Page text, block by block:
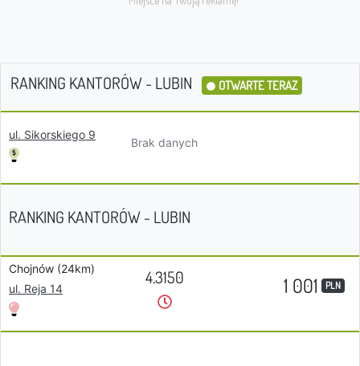
RANKING KANTORÓW - LUBIN OTWARTE TERAZ
ul. Sikorskiego 9
Brak danych
RANKING KANTORÓW - LUBIN
Chojnów (24km)
ul. Reja 14
4.3150 1 001 PLN